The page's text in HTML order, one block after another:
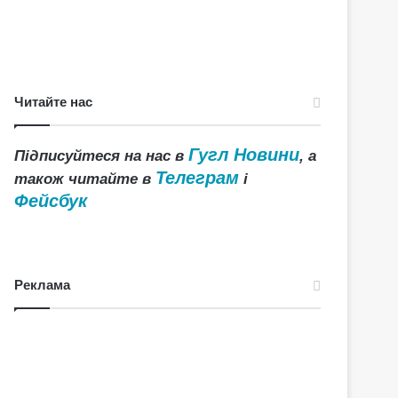
Читайте нас
Підписуйтеся на нас вГугл Новини, а
також читайте в Телеграм і
Фейсбук
Реклама